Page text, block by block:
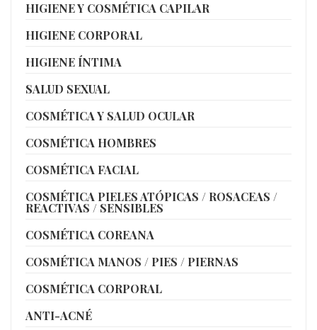
HIGIENE Y COSMÉTICA CAPILAR
HIGIENE CORPORAL
HIGIENE ÍNTIMA
SALUD SEXUAL
COSMÉTICA Y SALUD OCULAR
COSMÉTICA HOMBRES
COSMÉTICA FACIAL
COSMÉTICA PIELES ATÓPICAS / ROSACEAS /
REACTIVAS / SENSIBLES
COSMÉTICA COREANA
COSMÉTICA MANOS / PIES / PIERNAS
COSMÉTICA CORPORAL
ANTI-ACNÉ